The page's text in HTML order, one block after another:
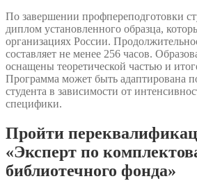
По завершении профпереподготовки
диплом установленного образца,
организациях России.
составляет не менее 256 часов.
оснащены теоретической частью и
Программа может быть адаптирована
студента в зависимости от
специфики.
Пройти
«Эксперт по
библиотечного фонда»